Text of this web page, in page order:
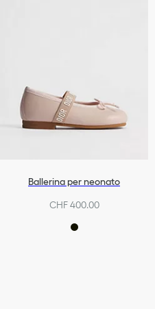
Ballerina per neonato
CHF 400.00